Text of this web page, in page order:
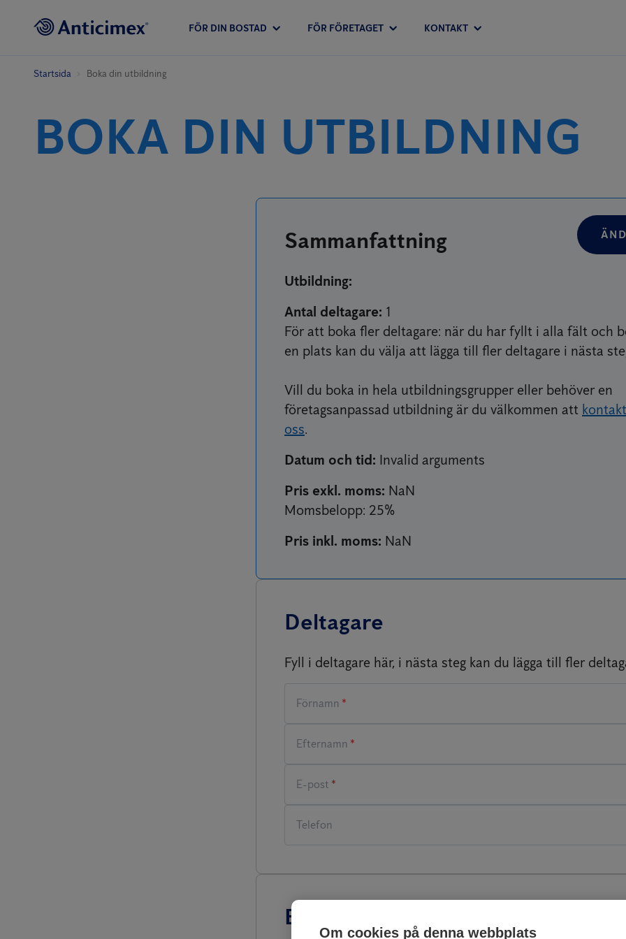
FÖR DIN BOSTAD FÖR FÖRETAGET KONTAKT
Startsida Boka din utbildning
BOKA DIN UTBILDNING
Sammanfattning
Utbildning:
Antal deltagare: 1
För att boka fler deltagare: när du har fyllt i alla fält och
en plats kan du välja att lägga till fler deltagare i nästa
Vill du boka in hela utbildningsgrupper eller behöver en
företagsanpassad utbildning är du välkommen att
oss.
Datum och tid: Invalid arguments
Pris exkl. moms: NaN
Momsbelopp: 25%
Pris inkl. moms: NaN
Deltagare
Fyll i deltagare här, i nästa steg kan du lägga till fler
*
*
*
Betalningsuppgifter
Om cookies på denna webbplats